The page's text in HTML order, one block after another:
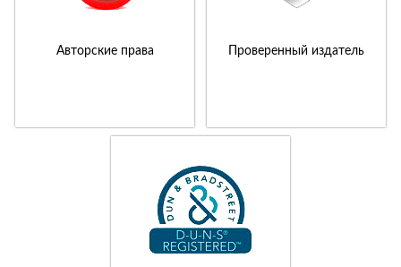
Авторские права Проверенный издатель